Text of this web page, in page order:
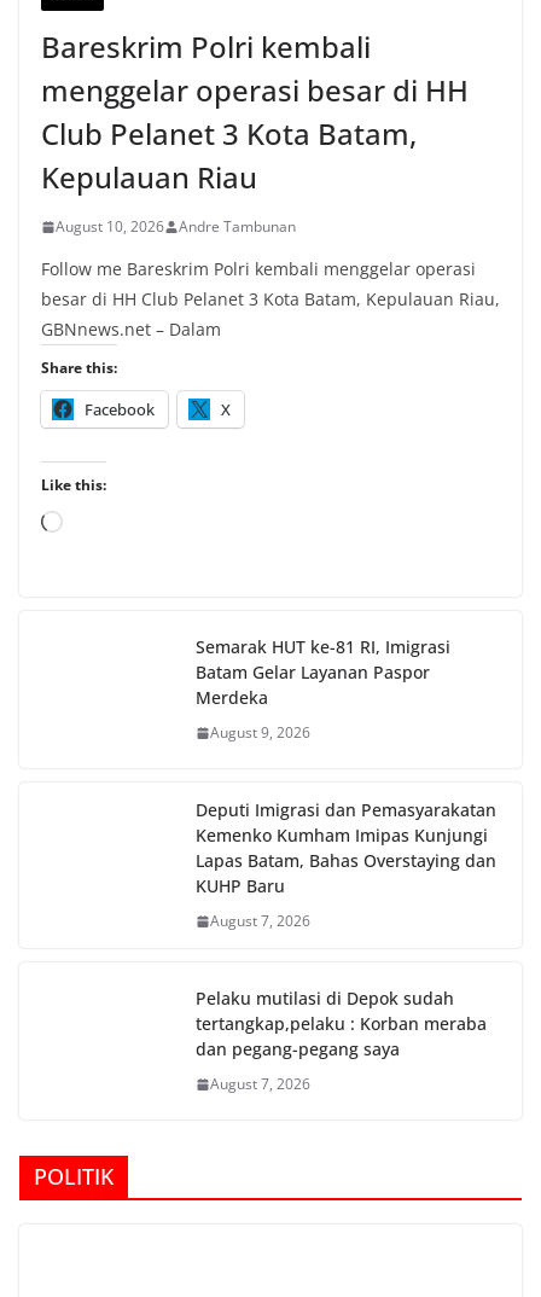
Bareskrim Polri kembali
menggelar operasi besar di HH
Club Pelanet 3 Kota Batam,
Kepulauan Riau
August 10, 2026 Andre Tambunan
Follow me Bareskrim Polri kembali menggelar operasi
besar di HH Club Pelanet 3 Kota Batam, Kepulauan Riau,
GBNnews.net – Dalam
Share this:
Facebook X
Like this:
Loading…
Semarak HUT ke-81 RI, Imigrasi
Batam Gelar Layanan Paspor
Merdeka
August 9, 2026
Deputi Imigrasi dan Pemasyarakatan
Kemenko Kumham Imipas Kunjungi
Lapas Batam, Bahas Overstaying dan
KUHP Baru
August 7, 2026
Pelaku mutilasi di Depok sudah
tertangkap,pelaku : Korban meraba
dan pegang-pegang saya
August 7, 2026
POLITIK